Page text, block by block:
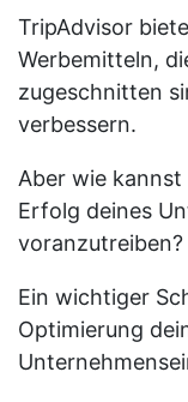
TripAdvisor
Werbemitteln,
zugeschnitten
verbessern.
Aber wie kannst
Erfolg deines
voranzutreiben?
Ein wichtiger
Optimierung